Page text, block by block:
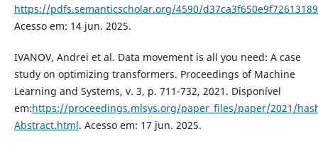
https://pdfs.semanticscholar.org/4590/
Acesso em: 14 jun. 2025.
IVANOV, Andrei et al. Data movement is all you need: A case
study on optimizing transformers. Proceedings of Machine
Learning and Systems, v. 3, p. 711-732, 2021. Disponível
em:https://proceedings.mlsys.org/paper_files/paper/2021/
Abstract.html. Acesso em: 17 jun. 2025.